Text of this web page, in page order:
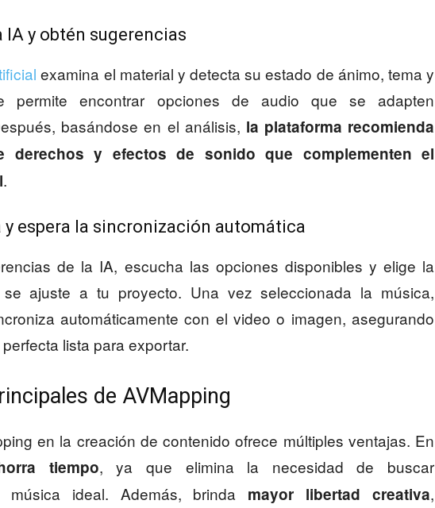
IA y obtén sugerencias
examina el material y detecta su estado de ánimo, tema y
permite encontrar opciones de audio que se adapten
basándose en el análisis, la plataforma recomienda
derechos y efectos de sonido que complementen el
.
y espera la sincronización automática
de la IA, escucha las opciones disponibles y elige la
ajuste a tu proyecto. Una vez seleccionada la música,
automáticamente con el video o imagen, asegurando
lista para exportar.
de AVMapping
en la creación de contenido ofrece múltiples ventajas. En
tiempo, ya que elimina la necesidad de buscar
música ideal. Además, brinda mayor libertad creativa,